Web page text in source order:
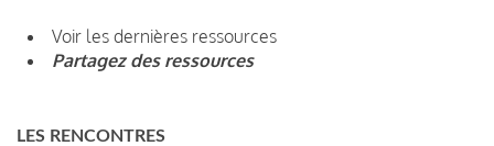
Voir les dernières ressources
Partagez des ressources
LES RENCONTRES